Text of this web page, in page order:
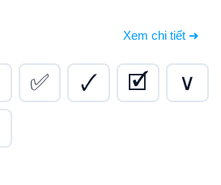
Xem chi tiết ➜
✅ 🗸 🗹
∨